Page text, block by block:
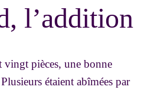
l’addition
vingt pièces, une bonne
étaient abîmées par